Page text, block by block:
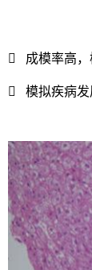
 成模率高，
 模拟疾病发